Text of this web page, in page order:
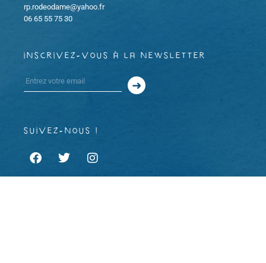
rp.rodeodame@yahoo.fr
06 65 55 75 30
inscrivez-vous à la newsletter
suivez-nous !